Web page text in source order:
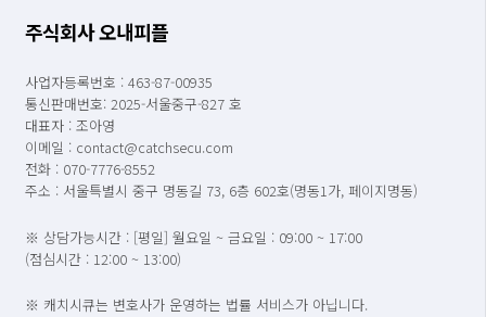
주식회사 오내피플
사업자등록번호 : 463-87-00935
통신판매번호: 2025-서울중구-827 호
대표자 : 조아영
이메일 : contact@catchsecu.com
전화 : 070-7776-8552
주소 : 서울특별시 중구 명동길 73, 6층 602호(명동1가, 페이지명동)
※ 상담가능시간 : [평일] 월요일 ~ 금요일 : 09:00 ~ 17:00
(점심시간 : 12:00 ~ 13:00)
※ 캐치시큐는 변호사가 운영하는 법률 서비스가 아닙니다.